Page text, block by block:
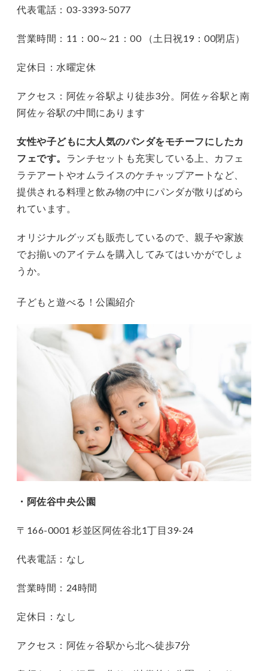
代表電話：03-3393-5077
営業時間：11：00～21：00 （土日祝19：00閉店）
定休日：水曜定休
アクセス：阿佐ヶ谷駅より徒歩3分。阿佐ヶ谷駅と南
阿佐ヶ谷駅の中間にあります
女性や子どもに大人気のパンダをモチーフにしたカ
フェです。 ランチセットも充実している上、カフェ
ラテアートやオムライスのケチャップアートなど、
提供される料理と飲み物の中にパンダが散りばめら
れています。
オリジナルグッズも販売しているので、親子や家族
でお揃いのアイテムを購入してみてはいかがでしょ
うか。
子どもと遊べる！公園紹介
・阿佐谷中央公園
〒166-0001 杉並区阿佐谷北1丁目39-24
代表電話：なし
営業時間：24時間
定休日：なし
アクセス：阿佐ヶ谷駅から北へ徒歩7分